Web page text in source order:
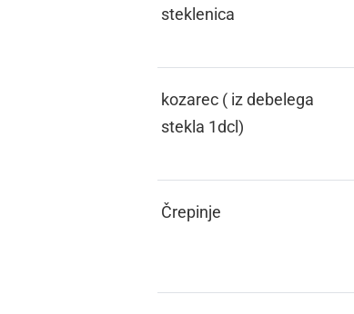
steklenica
kozarec ( iz debelega
stekla 1dcl)
Črepinje